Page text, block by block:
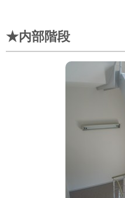
★内部階段